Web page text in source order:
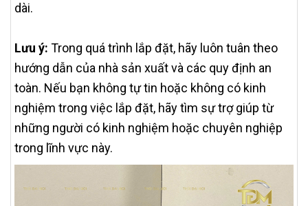
dài.
Lưu ý: Trong quá trình lắp đặt, hãy luôn tuân theo
hướng dẫn của nhà sản xuất và các quy định an
toàn. Nếu bạn không tự tin hoặc không có kinh
nghiệm trong việc lắp đặt, hãy tìm sự trợ giúp từ
những người có kinh nghiệm hoặc chuyên nghiệp
trong lĩnh vực này.